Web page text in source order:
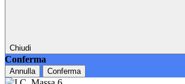
Chiudi
Conferma
Annulla Conferma